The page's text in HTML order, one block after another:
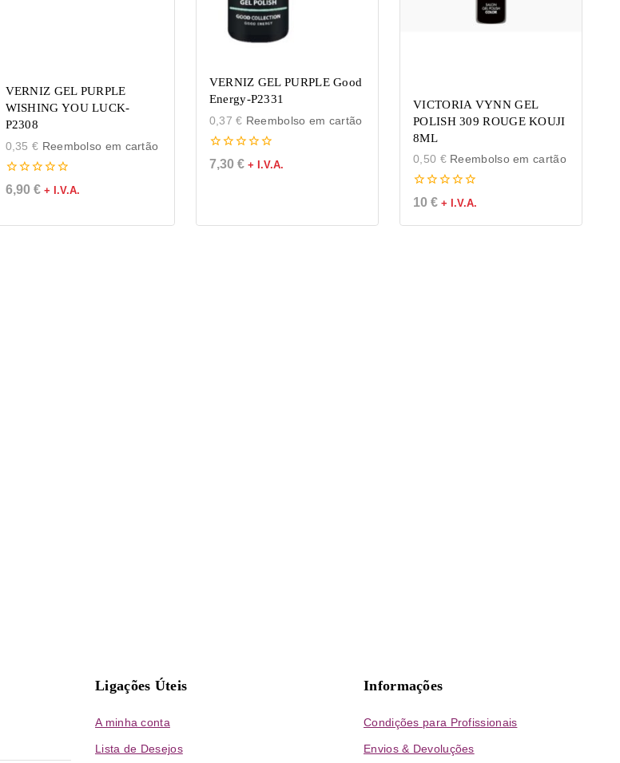
VERNIZ GEL PURPLE
WISHING YOU LUCK-
P2308
0,35 € Reembolso em cartão
0
de
6,90 € + I.V.A.
VERNIZ GEL PURPLE Good
Energy-P2331
0,37€ Reembolso em cartão
0
de
7,30 € + I.V.A.
VICTORIA VYNN GEL
POLISH 309 ROUGE KOUJI
8ML
0,50 €Reembolso em cartão
0
de
10 € + I.V.A.
Ligações Úteis
A minha conta
Lista de Desejos
Informações
Condições para Profissionais
Envios & Devoluções